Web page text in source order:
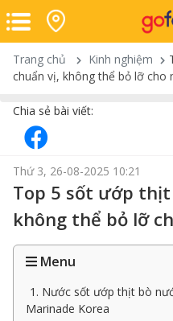
Trang chủ Kinh nghiệm
chuẩn vị, không thể bỏ lỡ cho
Chia sẻ bài viết:
Thứ 3, 26-08-2025 10:21
Top 5 sốt ướp
không thể bỏ lỡ
Menu
1. Nước sốt ướp thịt bò
Marinade Korea